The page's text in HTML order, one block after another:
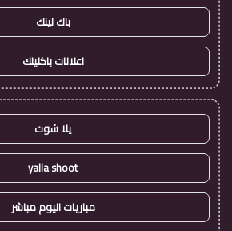
باك لينك
اعلانات باكلينك
يلا شوت
yalla shoot
مباريات اليوم مباشر